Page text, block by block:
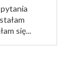
się...